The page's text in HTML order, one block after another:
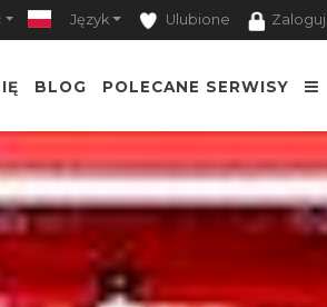
Język Ulubione Zaloguj
BLOG POLECANE SERWISY